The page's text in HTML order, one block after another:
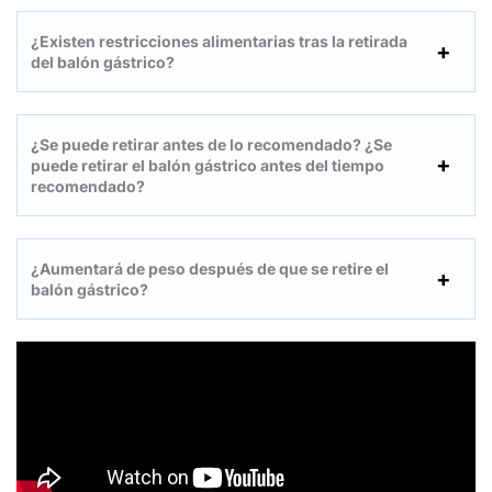
¿Existen restricciones alimentarias tras la retirada
del balón gástrico?
¿Se puede retirar antes de lo recomendado? ¿Se
puede retirar el balón gástrico antes del tiempo
recomendado?
¿Aumentará de peso después de que se retire el
balón gástrico?